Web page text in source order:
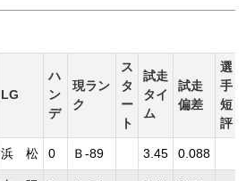
LG
ハ
ン
デ
現ラン
ク
ス
タ
ー
ト
試走
タイ
ム
試走
偏差
選
手
短
評
浜 松 0 Ｂ-89 3.45 0.088